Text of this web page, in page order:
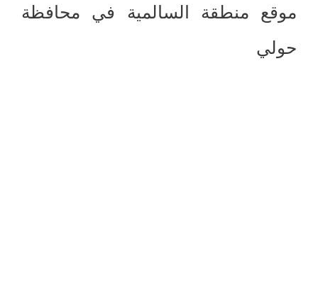
موقع منطقة السالمية في محافظة
حولي